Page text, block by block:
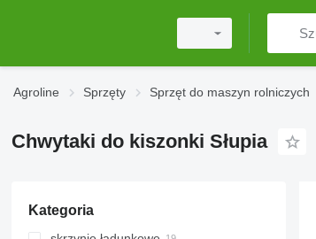
Agroline Sprzęty Sprzęt do maszyn rolniczych
Chwytaki do kiszonki Słupia
Kategoria